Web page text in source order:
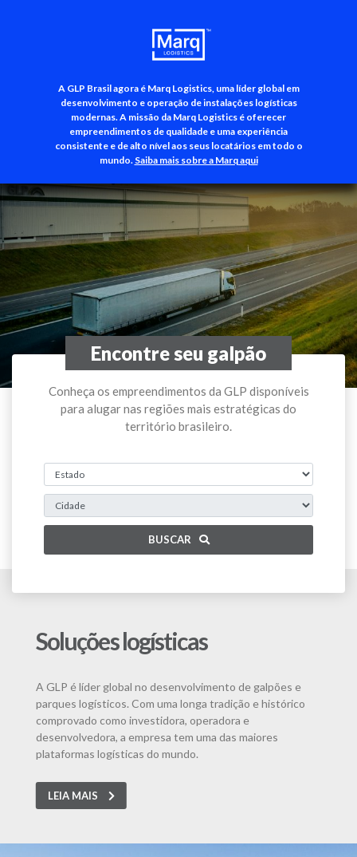
A GLP Brasil agora é Marq Logistics, uma líder global em
desenvolvimento e operação de instalações logísticas
modernas. A missão da Marq Logistics é oferecer
empreendimentos de qualidade e uma experiência
consistente e de alto nível aos seus locatários em todo o
mundo. Saiba mais sobre a Marq aqui
+55 (11) 3500-3700
Encontre seu galpão
Conheça os empreendimentos da GLP disponíveis
para alugar nas regiões mais estratégicas do
território brasileiro.
BUSCAR
Soluções logísticas
A GLP é líder global no desenvolvimento de galpões e
parques logísticos. Com uma longa tradição e histórico
comprovado como investidora, operadora e
desenvolvedora, a empresa tem uma das maiores
plataformas logísticas do mundo.
LEIA MAIS